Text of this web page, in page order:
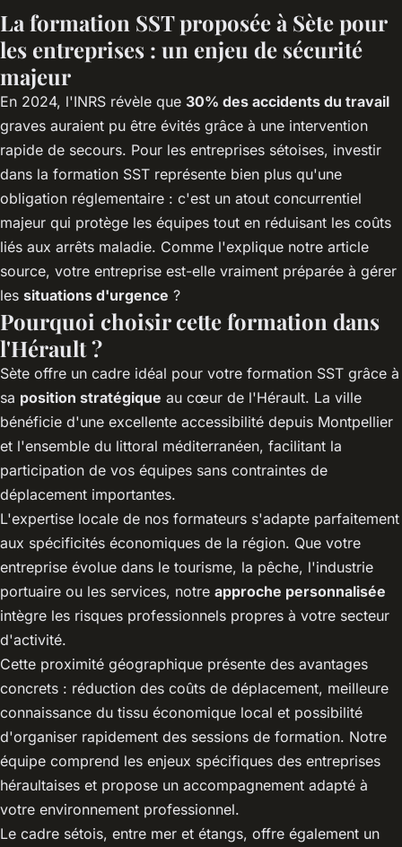
La formation SST proposée à Sète pour
les entreprises : un enjeu de sécurité
majeur
En 2024, l'INRS révèle que 30% des accidents du travail
graves auraient pu être évités grâce à une intervention
rapide de secours. Pour les entreprises sétoises, investir
dans la formation SST représente bien plus qu'une
obligation réglementaire : c'est un atout concurrentiel
majeur qui protège les équipes tout en réduisant les coûts
liés aux arrêts maladie. Comme l'explique notre article
source, votre entreprise est-elle vraiment préparée à gérer
les situations d'urgence ?
Pourquoi choisir cette formation dans
l'Hérault ?
Sète offre un cadre idéal pour votre formation SST grâce à
sa position stratégique au cœur de l'Hérault. La ville
bénéficie d'une excellente accessibilité depuis Montpellier
et l'ensemble du littoral méditerranéen, facilitant la
participation de vos équipes sans contraintes de
déplacement importantes.
L'expertise locale de nos formateurs s'adapte parfaitement
aux spécificités économiques de la région. Que votre
entreprise évolue dans le tourisme, la pêche, l'industrie
portuaire ou les services, notre approche personnalisée
intègre les risques professionnels propres à votre secteur
d'activité.
Cette proximité géographique présente des avantages
concrets : réduction des coûts de déplacement, meilleure
connaissance du tissu économique local et possibilité
d'organiser rapidement des sessions de formation. Notre
équipe comprend les enjeux spécifiques des entreprises
héraultaises et propose un accompagnement adapté à
votre environnement professionnel.
Le cadre sétois, entre mer et étangs, offre également un